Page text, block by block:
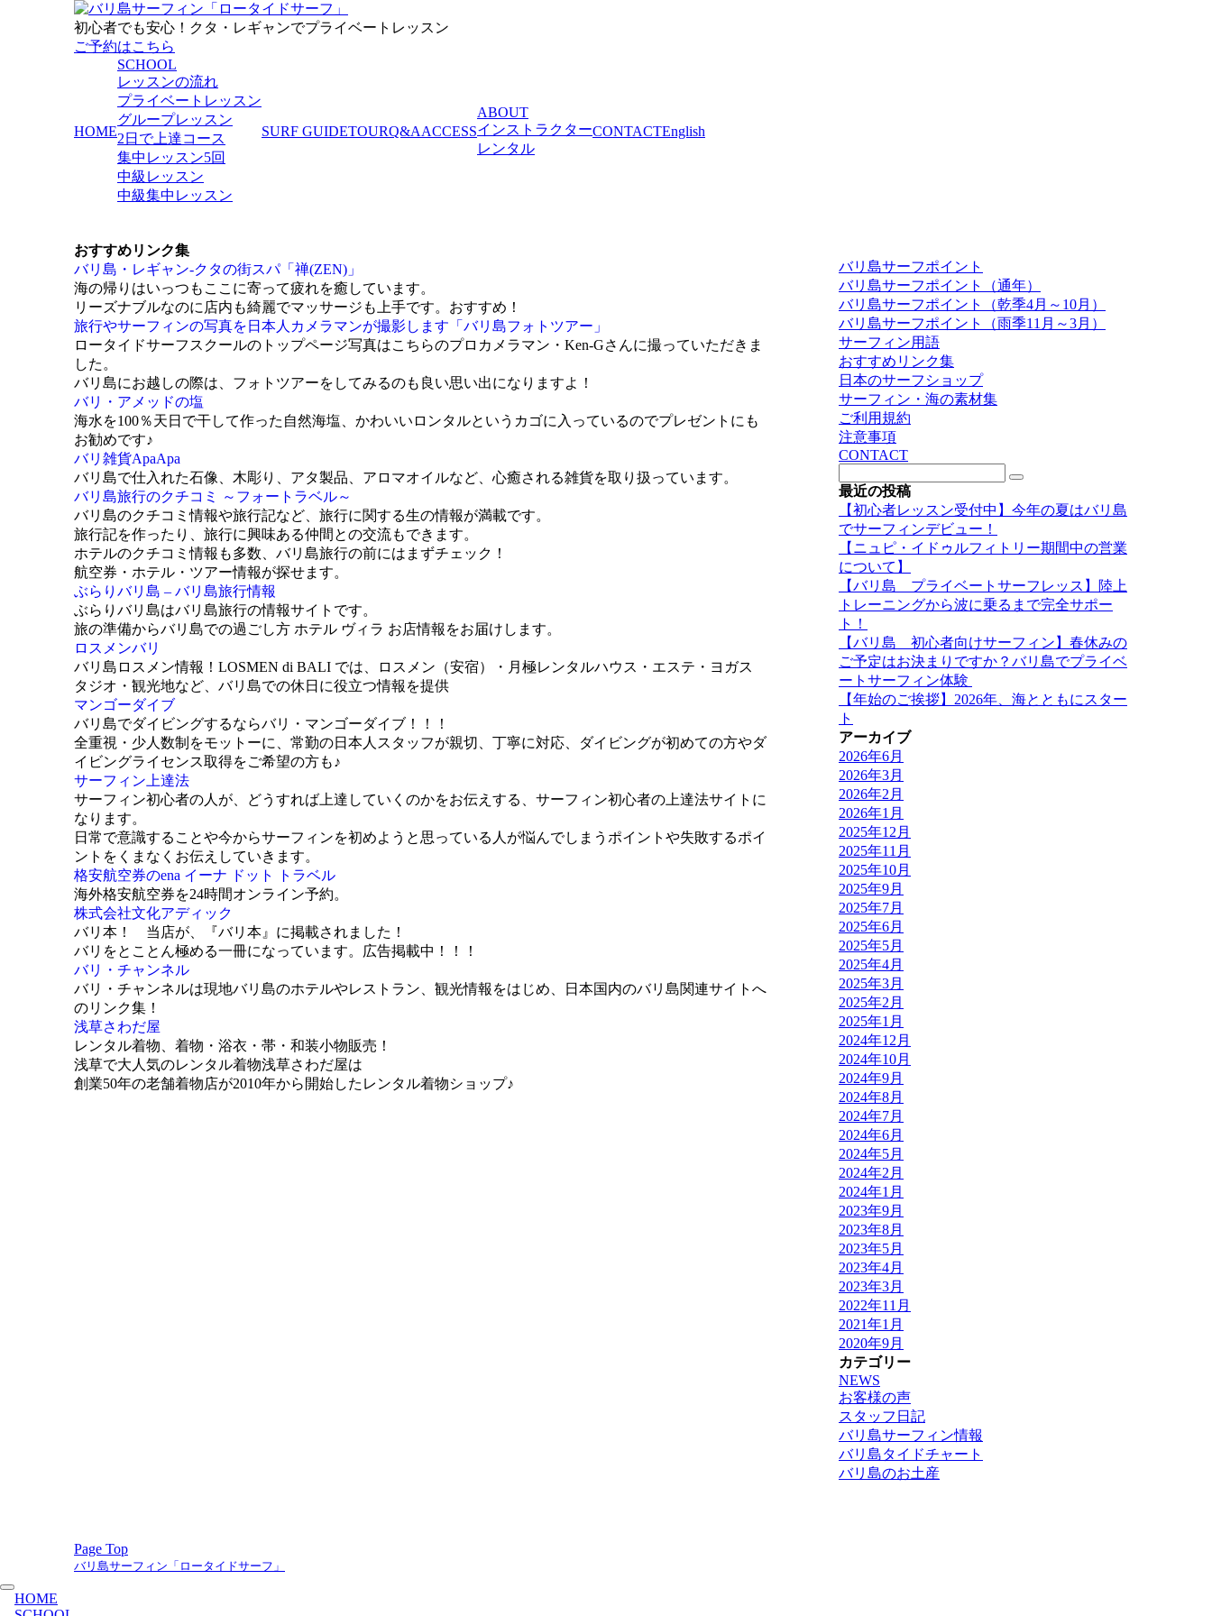
初心者でも安心！クタ・レギャンでプライベートレッスン
ご予約はこちら
HOME
SCHOOL
レッスンの流れ
プライベートレッスン
グループレッスン
2日で上達コース
集中レッスン5回
中級レッスン
中級集中レッスン
SURF GUIDETOURQ&AACCESS
ABOUT
インストラクター
レンタル
CONTACTEnglish
おすすめリンク集
バリ島・レギャン-クタの街スパ「禅(ZEN)」
海の帰りはいっつもここに寄って疲れを癒しています。
リーズナブルなのに店内も綺麗でマッサージも上手です。おすすめ！
旅行やサーフィンの写真を日本人カメラマンが撮影します「バリ島フォトツアー」
ロータイドサーフスクールのトップページ写真はこちらのプロカメラマン・Ken-Gさんに撮っていただきま
した。
バリ島にお越しの際は、フォトツアーをしてみるのも良い思い出になりますよ！
バリ・アメッドの塩
海水を100％天日で干して作った自然海塩、かわいいロンタルというカゴに入っているのでプレゼントにも
お勧めです♪
バリ雑貨ApaApa
バリ島で仕入れた石像、木彫り、アタ製品、アロマオイルなど、心癒される雑貨を取り扱っています。
バリ島旅行のクチコミ ～フォートラベル～
バリ島のクチコミ情報や旅行記など、旅行に関する生の情報が満載です。
旅行記を作ったり、旅行に興味ある仲間との交流もできます。
ホテルのクチコミ情報も多数、バリ島旅行の前にはまずチェック！
航空券・ホテル・ツアー情報が探せます。
ぶらりバリ島 – バリ島旅行情報
ぶらりバリ島はバリ島旅行の情報サイトです。
旅の準備からバリ島での過ごし方 ホテル ヴィラ お店情報をお届けします。
ロスメンバリ
バリ島ロスメン情報！LOSMEN di BALI では、ロスメン（安宿）・月極レンタルハウス・エステ・ヨガス
タジオ・観光地など、バリ島での休日に役立つ情報を提供
マンゴーダイブ
バリ島でダイビングするならバリ・マンゴーダイブ！！！
全重視・少人数制をモットーに、常勤の日本人スタッフが親切、丁寧に対応、ダイビングが初めての方やダ
イビングライセンス取得をご希望の方も♪
サーフィン上達法
サーフィン初心者の人が、どうすれば上達していくのかをお伝えする、サーフィン初心者の上達法サイトに
なります。
日常で意識することや今からサーフィンを初めようと思っている人が悩んでしまうポイントや失敗するポイ
ントをくまなくお伝えしていきます。
格安航空券のena イーナ ドット トラベル
海外格安航空券を24時間オンライン予約。
株式会社文化アディック
バリ本！ 当店が、『バリ本』に掲載されました！
バリをとことん極める一冊になっています。広告掲載中！！！
バリ・チャンネル
バリ・チャンネルは現地バリ島のホテルやレストラン、観光情報をはじめ、日本国内のバリ島関連サイトへ
のリンク集！
浅草さわだ屋
レンタル着物、着物・浴衣・帯・和装小物販売！
浅草で大人気のレンタル着物浅草さわだ屋は
創業50年の老舗着物店が2010年から開始したレンタル着物ショップ♪
バリ島サーフポイント
バリ島サーフポイント（通年）
バリ島サーフポイント（乾季4月～10月）
バリ島サーフポイント（雨季11月～3月）
サーフィン用語
おすすめリンク集
日本のサーフショップ
サーフィン・海の素材集
ご利用規約
注意事項
CONTACT
最近の投稿
【初心者レッスン受付中】今年の夏はバリ島
でサーフィンデビュー！
【ニュピ・イドゥルフィトリー期間中の営業
について】
【バリ島 プライベートサーフレッス】陸上
トレーニングから波に乗るまで完全サポー
ト！
【バリ島 初心者向けサーフィン】春休みの
ご予定はお決まりですか？バリ島でプライベ
ートサーフィン体験
【年始のご挨拶】2026年、海とともにスター
ト
アーカイブ
2026年6月
2026年3月
2026年2月
2026年1月
2025年12月
2025年11月
2025年10月
2025年9月
2025年7月
2025年6月
2025年5月
2025年4月
2025年3月
2025年2月
2025年1月
2024年12月
2024年10月
2024年9月
2024年8月
2024年7月
2024年6月
2024年5月
2024年2月
2024年1月
2023年9月
2023年8月
2023年5月
2023年4月
2023年3月
2022年11月
2021年1月
2020年9月
カテゴリー
NEWS
お客様の声
スタッフ日記
バリ島サーフィン情報
バリ島タイドチャート
バリ島のお土産
Page Top
バリ島サーフィン「ロータイドサーフ」
HOME